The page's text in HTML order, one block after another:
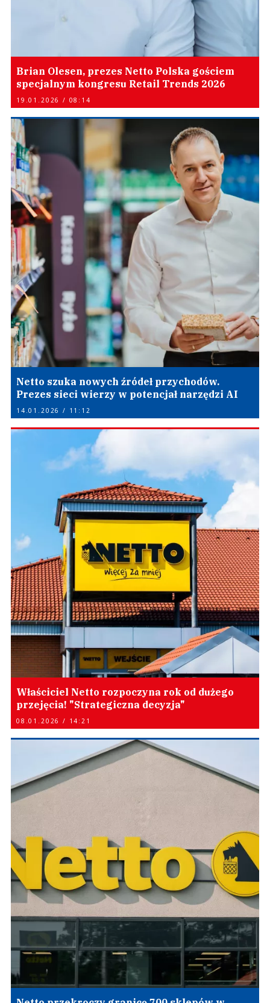
Brian Olesen, prezes Netto Polska gościem
specjalnym kongresu Retail Trends 2026
19.01.2026 / 08:14
Netto szuka nowych źródeł przychodów.
Prezes sieci wierzy w potencjał narzędzi AI
14.01.2026 / 11:12
Właściciel Netto rozpoczyna rok od dużego
przejęcia! "Strategiczna decyzja"
08.01.2026 / 14:21